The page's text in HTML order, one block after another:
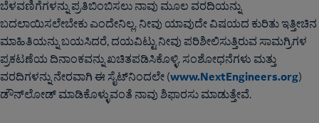
ಬೆಳವಣಿಗೆಗಳನ್ನು ಪ್ರತಿಬಿಂಬಿಸಲು ನಾವು ಮೂಲ ವರದಿಯನ್ನು
ಬದಲಾಯಿಸಲೇಬೇಕು ಎಂದೇನಿಲ್ಲ. ನೀವು ಯಾವುದೇ ವಿಷಯದ ಕುರಿತು ಇತ್ತೀಚಿನ
ಮಾಹಿತಿಯನ್ನು ಬಯಸಿದರೆ, ದಯವಿಟ್ಟು ನೀವು ಪರಿಶೀಲಿಸುತ್ತಿರುವ ಸಾಮಗ್ರಿಗಳ
ಪ್ರಕಟಣೆಯ ದಿನಾಂಕವನ್ನು ಖಚಿತಪಡಿಸಿಕೊಳ್ಳಿ. ಸಂಶೋಧನೆಗಳು ಮತ್ತು
ವರದಿಗಳನ್ನು ನೇರವಾಗಿ ಈ ಸೈಟ್‌ನಿಂದಲೇ (www.NextEngineers.org)
ಡೌನ್‌ಲೋಡ್ ಮಾಡಿಕೊಳ್ಳುವಂತೆ ನಾವು ಶಿಫಾರಸು ಮಾಡುತ್ತೇವೆ.